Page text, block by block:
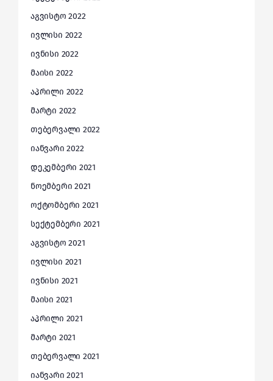
აგვისტო 2022
ივლისი 2022
ივნისი 2022
მაისი 2022
აპრილი 2022
მარტი 2022
თებერვალი 2022
იანვარი 2022
დეკემბერი 2021
ნოემბერი 2021
ოქტომბერი 2021
სექტემბერი 2021
აგვისტო 2021
ივლისი 2021
ივნისი 2021
მაისი 2021
აპრილი 2021
მარტი 2021
თებერვალი 2021
იანვარი 2021